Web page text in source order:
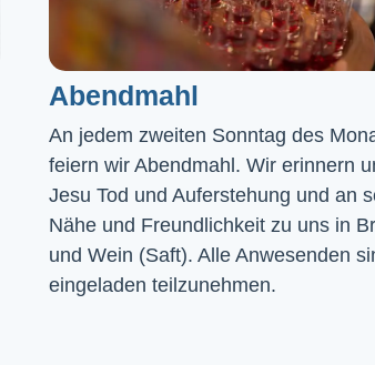
Abendmahl​
An jedem zweiten Sonntag des
feiern wir Abendmahl. Wir erinnern
Jesu Tod und Auferstehung und an
Nähe und Freundlichkeit zu uns in
und Wein (Saft). Alle Anwesenden
eingeladen teilzunehmen.